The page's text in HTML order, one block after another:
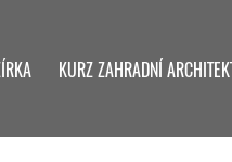
KURZ ZAHRADNÍ